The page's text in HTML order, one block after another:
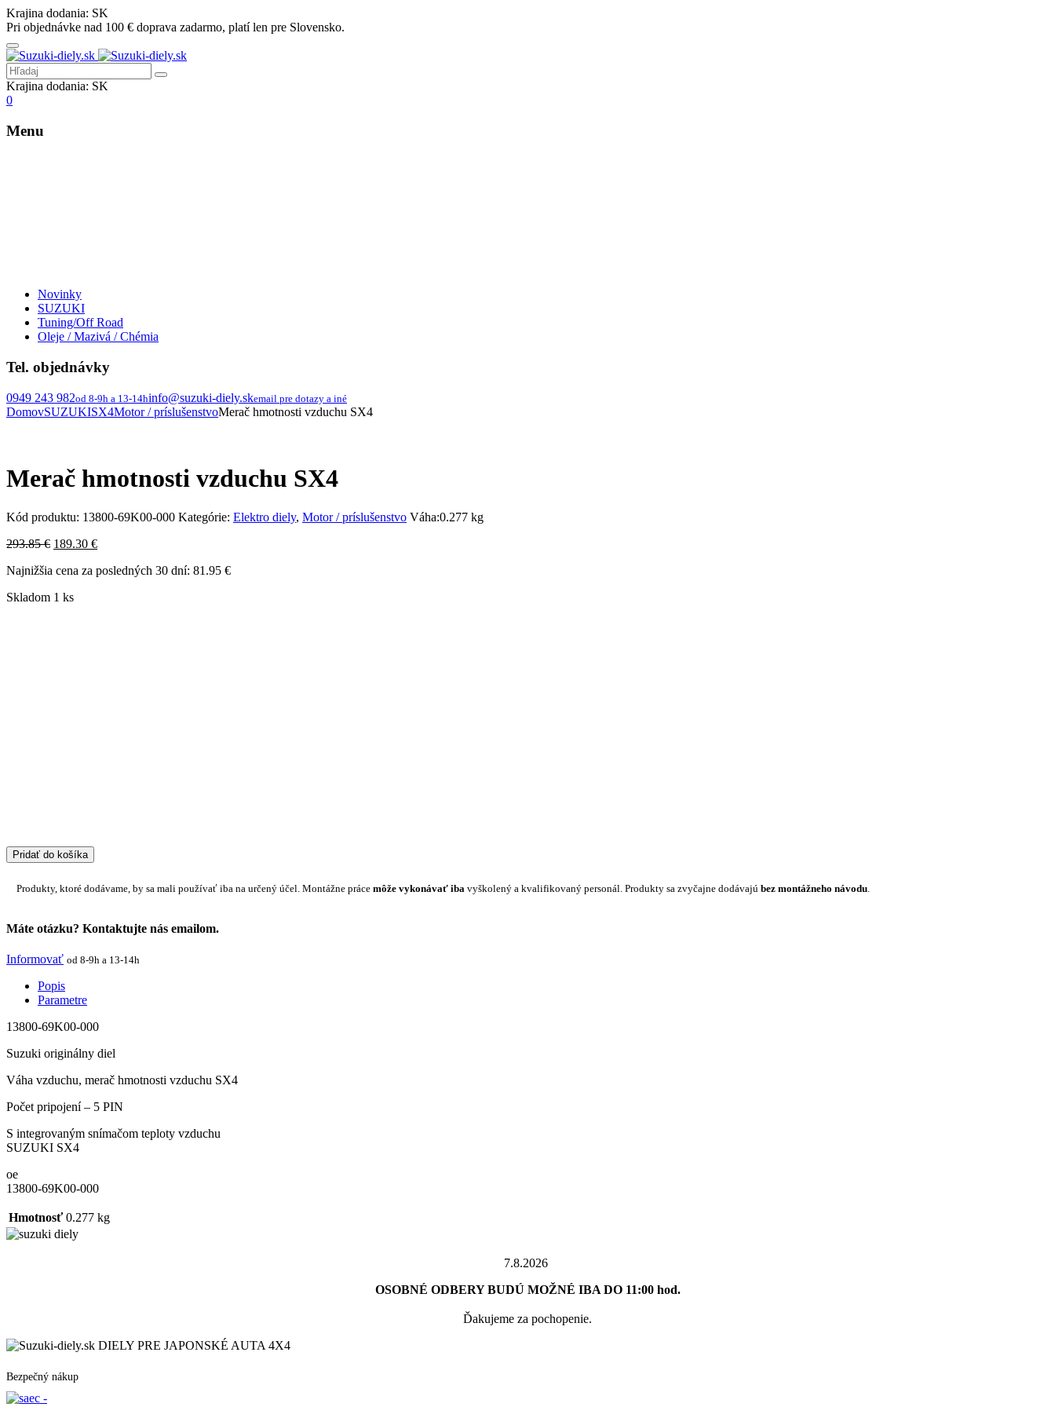
Krajina dodania: SK
Pri objednávke nad 100 € doprava zadarmo, platí len pre Slovensko.
Krajina dodania: SK
0
Menu
Novinky
SUZUKI
Tuning/Off Road
Oleje / Mazivá / Chémia
Tel. objednávky
0949 243 982od 8-9h a 13-14hinfo@suzuki-diely.skemail pre dotazy a iné
DomovSUZUKISX4Motor / príslušenstvoMerač hmotnosti vzduchu SX4
Merač hmotnosti vzduchu SX4
Kód produktu: 13800-69K00-000 Kategórie: Elektro diely, Motor / príslušenstvo Váha:0.277 kg
293.85€ Pôvodná
bola:
189.30 €Aktuálna
je:
Najnižšia cena za posledných 30 dní: 81.95 €
Skladom 1 ks
Pridať do košíka
Produkty, ktoré dodávame, by sa mali používať iba na určený účel. Montážne práce môže vykonávať iba vyškolený a kvalifikovaný personál. Produkty sa zvyčajne dodávajú bez montážneho návodu
Máte otázku? Kontaktujte nás emailom.
Informovať od 8-9h a 13-14h
Popis
Parametre
13800-69K00-000
Suzuki originálny diel
Váha vzduchu, merač hmotnosti vzduchu SX4
Počet pripojení – 5 PIN
S integrovaným snímačom teploty vzduchu
SUZUKI SX4
oe
13800-69K00-000
Hmotnosť 0.277 kg
7.8.2026
OSOBNÉ ODBERY BUDÚ MOŽNÉ IBA DO 11:00 hod.
Ďakujeme za pochopenie.
DIELY PRE JAPONSKÉ AUTA 4X4
Bezpečný nákup